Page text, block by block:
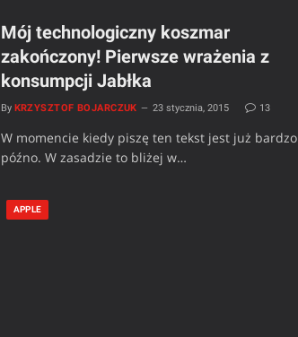
Mój technologiczny koszmar
zakończony! Pierwsze wrażenia z
konsumpcji Jabłka
By KRZYSZTOF BOJARCZUK 23 stycznia, 2015 13
W momencie kiedy piszę ten tekst jest już bardzo
późno. W zasadzie to bliżej w…
APPLE